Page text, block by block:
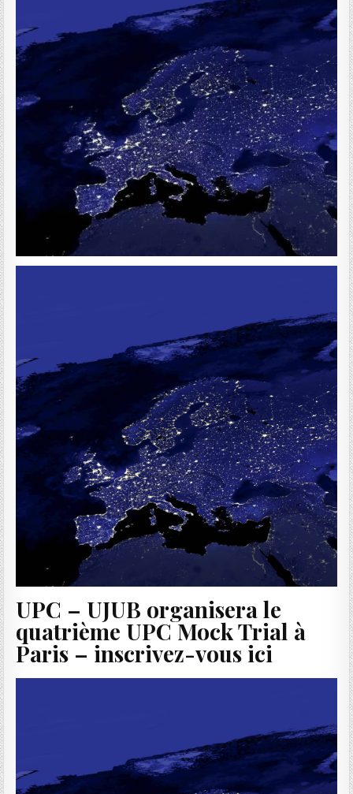
UPC – UJUB organisera le
quatrième UPC Mock Trial à
Paris – inscrivez-vous ici